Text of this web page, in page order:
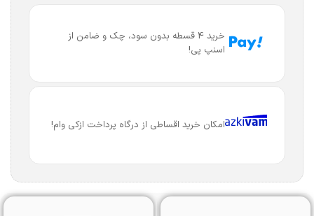
خرید 4 قسطه بدون سود، چک و ضامن از
اسنپ پی!
امکان خرید اقساطی از درگاه پرداخت ازکی وام!